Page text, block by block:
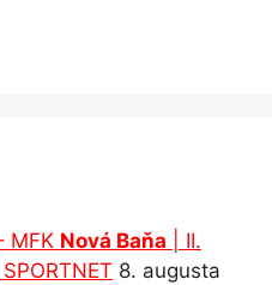
MFK Nová Baňa | II.
8. augusta